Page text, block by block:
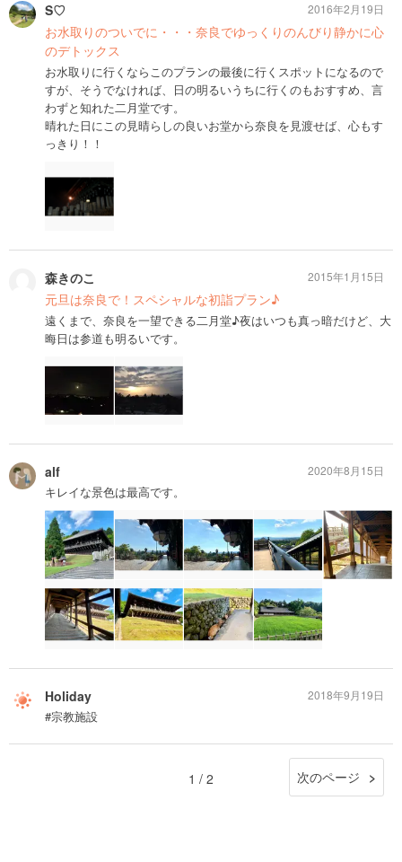
S♡
お水取りのついでに・・・奈良でゆっくりのんびり静かに心
のデトックス
お水取りに行くならこのプランの最後に行くスポットになるので
すが、そうでなければ、日の明るいうちに行くのもおすすめ、言
わずと知れた二月堂です。
晴れた日にこの見晴らしの良いお堂から奈良を見渡せば、心もす
っきり！！
2016年2月19日
森きのこ
元旦は奈良で！スペシャルな初詣プラン♪
遠くまで、奈良を一望できる二月堂♪夜はいつも真っ暗だけど、大
晦日は参道も明るいです。
2015年1月15日
alf
キレイな景色は最高です。
2020年8月15日
Holiday
#宗教施設
2018年9月19日
1 / 2 次のページ